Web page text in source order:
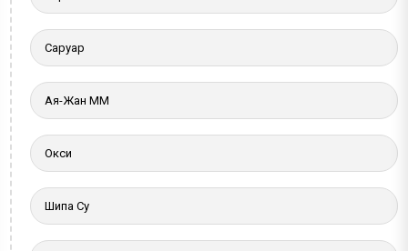
Саруар
Ая-Жан ММ
Окси
Шипа Су